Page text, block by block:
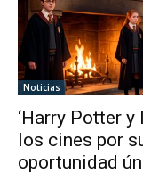
Noticias
‘Harry Potter
los cines por
oportunidad